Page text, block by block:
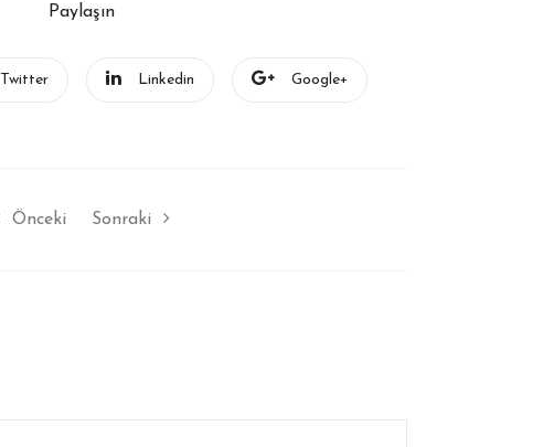
Paylaşın
Twitter Linkedin Google+
Önceki Sonraki